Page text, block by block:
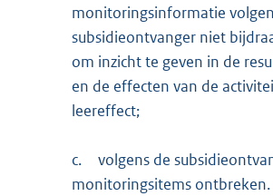
monitoringsinformatie
subsidieontvanger niet
om inzicht te geven in de
en de effecten van de
leereffect;
c.
volgens de
monitoringsitems ontbreken.